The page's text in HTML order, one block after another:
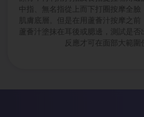
中指、無名指從上而下打圈按摩全臉
肌膚底層。但是在用蘆薈汁按摩之前
蘆薈汁塗抹在耳後或腮邊，測試是否
反應才可在面部大範圍